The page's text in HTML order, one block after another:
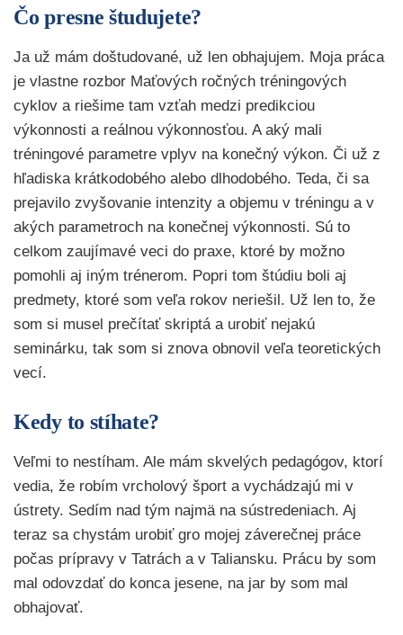
Čo presne študujete?
Ja už mám doštudované, už len obhajujem. Moja práca
je vlastne rozbor Maťových ročných tréningových
cyklov a riešime tam vzťah medzi predikciou
výkonnosti a reálnou výkonnosťou. A aký mali
tréningové parametre vplyv na konečný výkon. Či už z
hľadiska krátkodobého alebo dlhodobého. Teda, či sa
prejavilo zvyšovanie intenzity a objemu v tréningu a v
akých parametroch na konečnej výkonnosti. Sú to
celkom zaujímavé veci do praxe, ktoré by možno
pomohli aj iným trénerom. Popri tom štúdiu boli aj
predmety, ktoré som veľa rokov neriešil. Už len to, že
som si musel prečítať skriptá a urobiť nejakú
seminárku, tak som si znova obnovil veľa teoretických
vecí.
Kedy to stíhate?
Veľmi to nestíham. Ale mám skvelých pedagógov, ktorí
vedia, že robím vrcholový šport a vychádzajú mi v
ústrety. Sedím nad tým najmä na sústredeniach. Aj
teraz sa chystám urobiť gro mojej záverečnej práce
počas prípravy v Tatrách a v Taliansku. Prácu by som
mal odovzdať do konca jesene, na jar by som mal
obhajovať.